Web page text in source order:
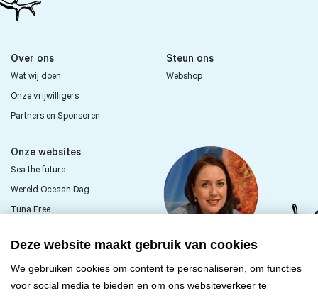
Deze website maakt gebruik van cookies
We gebruiken cookies om content te personaliseren, om functies
voor social media te bieden en om ons websiteverkeer te
Over ons
Wat wij doen
Onze vrijwilligers
Partners en Sponsoren
Steun ons
Webshop
Onze websites
Sea the future
Wereld Oceaan Dag
Tuna Free
Word vrijwilliger